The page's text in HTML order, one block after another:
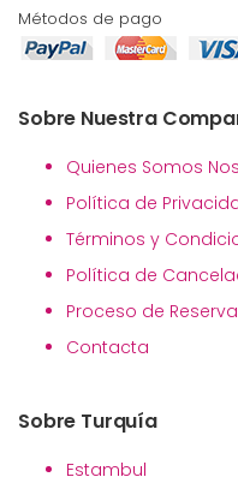
Métodos de pago
Sobre Nuestra
Quienes Somos
Política de
Términos y
Política de
Proceso de Reserva
Contacta
Sobre Turquía
Estambul